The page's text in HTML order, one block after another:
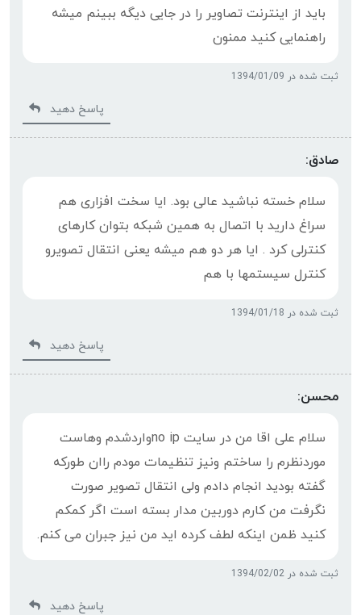
باید از اینترنت تصاویر را در جایی دیگه ببینم میشه
راهنمایی کنید ممنون
ثبت شده در 1394/01/09
پاسخ دهید
صادق:
سلام خسته نباشید عالی بود. ایا سخت افزاری هم
سراغ دارید با اتصال به همین شبکه بتوان کارهای
کنترلی کرد . ایا هر دو هم میشه یعنی انتقال تصویرو
کنترل سیستمها با هم
ثبت شده در 1394/01/18
پاسخ دهید
محسن:
سلام علی اقا من در سایت no ipواردشدم وهاست
موردنظرم را ساختم ونیز تنظیمات مودم راان طورکه
گفته بودید انجام دادم ولی انتقال تصویر صورت
نگرفت من کارم دوربین مدار بسته است اگر کمکم
کنید ظمن اینکه لطف کرده اید من نیز جبران می کنم.
ثبت شده در 1394/02/02
پاسخ دهید